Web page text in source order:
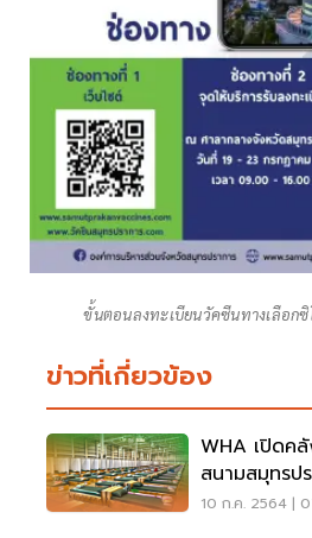
ขั้นตอนลงทะเบียนวัคซีนทางเลือกซิ
ข่าวที่เกี่ยวข้อง
WHA เปิดค
สนามสมุทรป
ได้1,200 เตี
10 ก.ค. 2564 |